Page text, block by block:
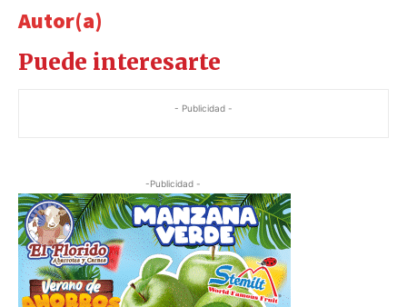
Autor(a)
Puede interesarte
- Publicidad -
-Publicidad -